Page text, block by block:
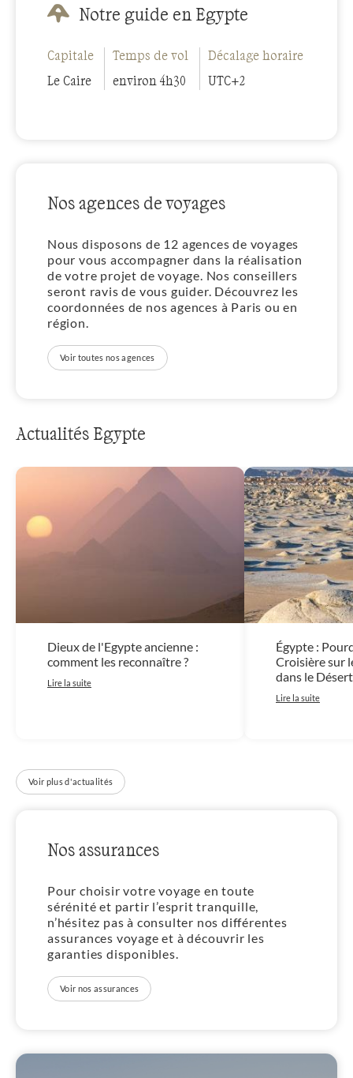
Notre guide en Egypte
Capitale
Le Caire
Temps de vol
environ 4h30
Décalage horaire
UTC+2
Nos agences de voyages
Nous disposons de 12 agences de voyages
pour vous accompagner dans la réalisation
de votre projet de voyage. Nos conseillers
seront ravis de vous guider. Découvrez les
coordonnées de nos agences à Paris ou en
région.
Voir toutes nos agences
Actualités Egypte
Dieux de l'Egypte ancienne :
comment les reconnaître ?
Lire la suite
Égypte :
Croisière sur
dans le Désert
Lire la suite
Voir plus d'actualités
Nos assurances
Pour choisir votre voyage en toute
sérénité et partir l’esprit tranquille,
n’hésitez pas à consulter nos différentes
assurances voyage et à découvrir les
garanties disponibles.
Voir nos assurances